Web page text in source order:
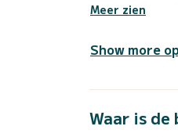
Meer zien
Show more
Waar is de